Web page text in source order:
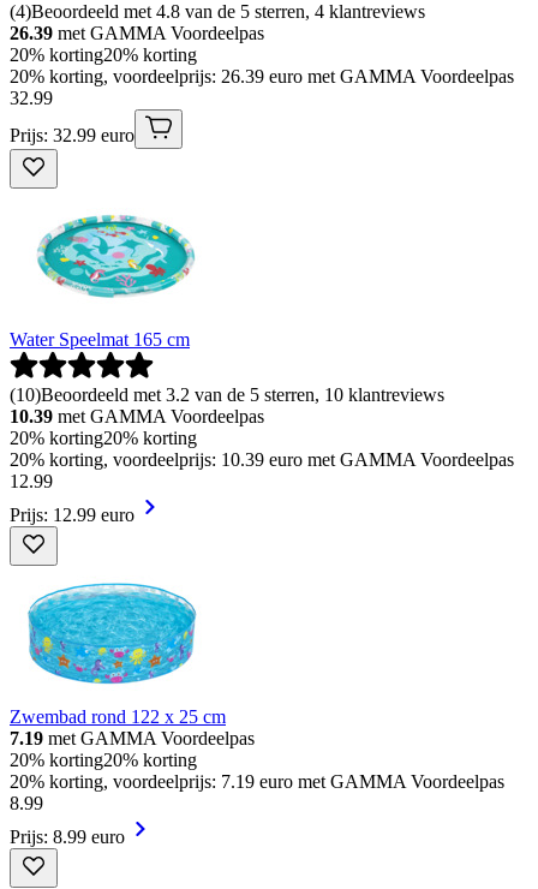
(4)Beoordeeld met 4.8 van de 5 sterren, 4 klantreviews
26.39 met GAMMA Voordeelpas
20% korting20% korting
20% korting, voordeelprijs: 26.39 euro met GAMMA Voordeelpas
32.99
Prijs: 32.99 euro
Water Speelmat 165 cm
(10)Beoordeeld met 3.2 van de 5 sterren, 10 klantreviews
10.39 met GAMMA Voordeelpas
20% korting20% korting
20% korting, voordeelprijs: 10.39 euro met GAMMA Voordeelpas
12.99
Prijs: 12.99 euro
Zwembad rond 122 x 25 cm
7.19 met GAMMA Voordeelpas
20% korting20% korting
20% korting, voordeelprijs: 7.19 euro met GAMMA Voordeelpas
8.99
Prijs: 8.99 euro